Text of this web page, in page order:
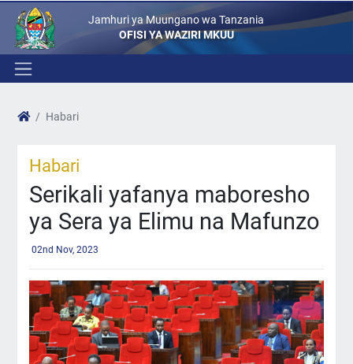
Jamhuri ya Muungano wa Tanzania
OFISI YA WAZIRI MKUU
Habari
Habari
Serikali yafanya maboresho
ya Sera ya Elimu na Mafunzo
02nd Nov, 2023